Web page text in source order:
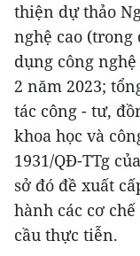
thiện dự thảo
nghệ cao
dụng công
2 năm 2023;
tác công - tư,
khoa học và
1931/QĐ-TTg
sở đó đề xuất
hành các cơ
cầu thực tiễn.